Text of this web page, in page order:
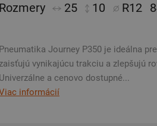
Rozmery 25 10 R12
Pneumatika Journey P350 je ideálna
zaisťujú vynikajúcu trakciu a zlepšujú
Univerzálne a cenovo dostupné...
informácií